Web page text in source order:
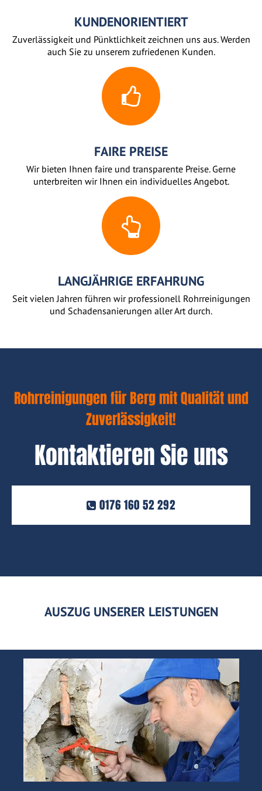
KUNDENORIENTIERT
Zuverlässigkeit und Pünktlichkeit zeichnen uns aus. Werden
auch Sie zu unserem zufriedenen Kunden.
FAIRE PREISE
Wir bieten Ihnen faire und transparente Preise. Gerne
unterbreiten wir Ihnen ein individuelles Angebot.
LANGJÄHRIGE ERFAHRUNG
Seit vielen Jahren führen wir professionell Rohrreinigungen
und Schadensanierungen aller Art durch.
Rohrreinigungen für Berg mit Qualität und
Zuverlässigkeit!
Kontaktieren Sie uns
0176 160 52 292
AUSZUG UNSERER LEISTUNGEN